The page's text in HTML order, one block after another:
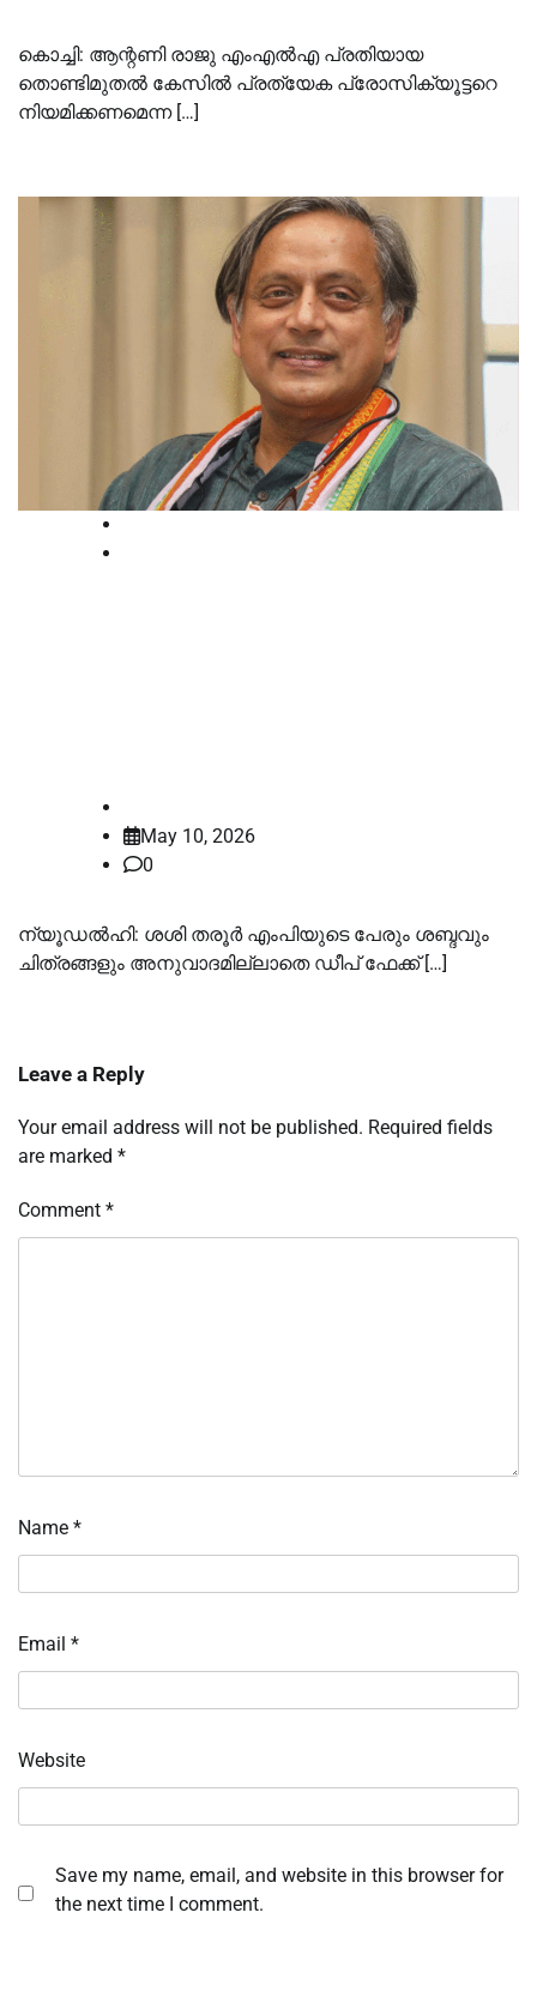
കൊച്ചി: ആന്റണി രാജു എംഎല്‍എ പ്രതിയായ
തൊണ്ടിമുതല്‍ കേസിൽ പ്രത്യേക പ്രോസിക്യൂട്ടറെ
നിയമിക്കണമെന്ന […]
May 10, 2026
0
ന്യൂഡൽഹി: ശശി തരൂർ എംപിയുടെ പേരും ശബ്ദവും
ചിത്രങ്ങളും അനുവാദമില്ലാതെ ഡീപ് ഫേക്ക് […]
Leave a Reply
Your email address will not be published. Required fields
are marked *
Comment *
Name *
Email *
Website
Save my name, email, and website in this browser for
the next time I comment.